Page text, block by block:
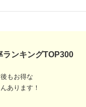
出典：ふるさとチョイ
鯖江産 高級めがね引
換券：シルバー（3万
円相当）
ランキングTOP300
もお得な
あります！